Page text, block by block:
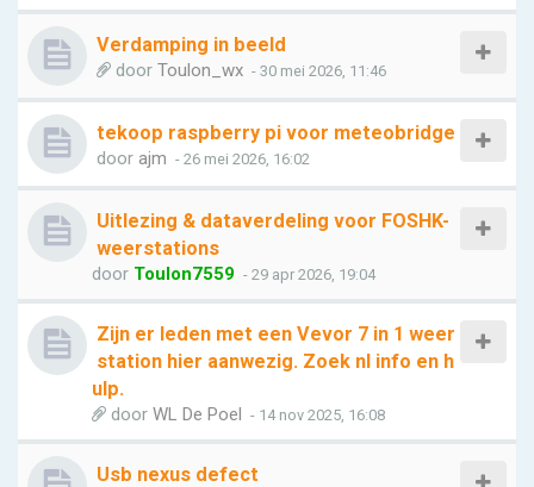
Verdamping in beeld
door Toulon_wx - 30 mei 2026, 11:46
tekoop raspberry pi voor meteobridge
door ajm - 26 mei 2026, 16:02
Uitlezing & dataverdeling voor FOSHK-
weerstations
door Toulon7559 - 29 apr 2026, 19:04
Zijn er leden met een Vevor 7 in 1 weer
station hier aanwezig. Zoek nl info en h
ulp.
door WL De Poel - 14 nov 2025, 16:08
Usb nexus defect